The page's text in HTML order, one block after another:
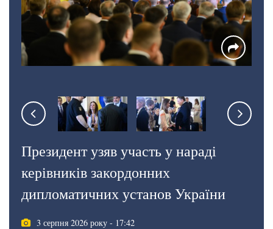
Президент узяв участь у нараді
керівників закордонних
дипломатичних установ України
3 серпня 2026 року - 17:42